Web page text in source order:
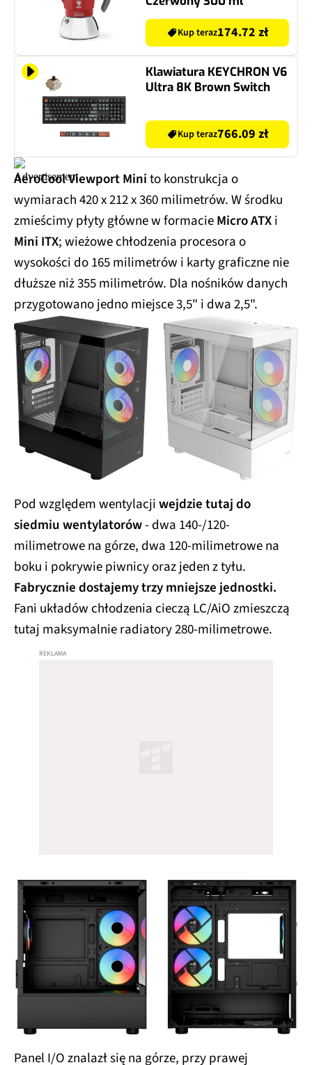
Kup teraz174.72 zł
Klawiatura KEYCHRON V6
Ultra 8K Brown Switch
Kup teraz766.09 zł
AeroCool Viewport Minito konstrukcja o
wymiarach 420 x 212 x 360 milimetrów. W środku
zmieścimy płyty główne w formacieMicro ATXi
Mini ITX; wieżowe chłodzenia procesora o
wysokości do 165 milimetrów i karty graficzne nie
dłuższe niż 355 milimetrów. Dla nośników danych
przygotowano jedno miejsce 3,5" i dwa 2,5".
Pod względem wentylacjiwejdzie tutaj do
siedmiu wentylatorów- dwa 140-/120-
milimetrowe na górze, dwa 120-milimetrowe na
boku i pokrywie piwnicy oraz jeden z tyłu.
Fabrycznie dostajemy trzy mniejsze jednostki.
Fani układów chłodzenia cieczą LC/AiO zmieszczą
tutaj maksymalnie radiatory 280-milimetrowe.
Panel I/O znalazł się na górze, przy prawej